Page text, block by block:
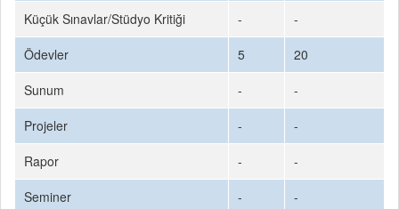
Küçük Sınavlar/Stüdyo Kritiği
-
-
Ödevler
5
20
Sunum
-
-
Projeler
-
-
Rapor
-
-
Seminer
-
-